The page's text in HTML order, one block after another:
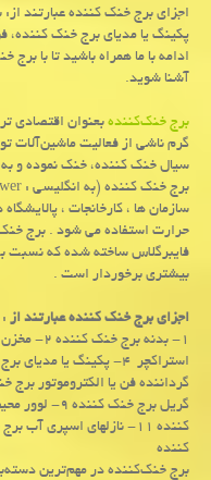
اجزای برج خنك كننده عبارتند
پكینگ یا مدیای برج خنك كننده،
ادامه با ما همراه باشید تا با
آشنا شوید.
برج خنک‌کنندهبعنوان اقتصادی
گرم ناشی از فعالیت ماشین‌آلات
سیال خنک کننده، خنک نموده و
سازمان ها ، کارخانجات ،
حرارت استفاده می شود . برج خنک
فایبرگلاس ساخته شده که نسبت
بیشتری برخوردار است .
اجزای برج خنک کننده عبارتند از:
کننده
برج خنک‌کننده در مهم‌ترین